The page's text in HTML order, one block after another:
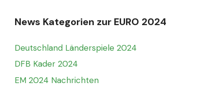
News Kategorien zur EURO 2024
Deutschland Länderspiele 2024
DFB Kader 2024
EM 2024 Nachrichten